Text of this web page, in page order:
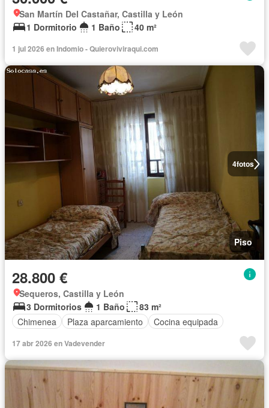
San Martín Del Castañar, Castilla y León
1 Dormitorio
1 Baño 40 m²
1 jul 2026 en Indomio - Quieroviviraqui.com
4fotos
Piso
28.800 €
Sequeros, Castilla y León
3 Dormitorios
1 Baño
83 m²
Chimenea
Plaza aparcamiento Cocina equipada
17 abr 2026 en Vadevender